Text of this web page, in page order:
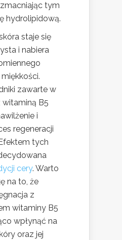
tym
hydrolipidową.
staje się
i nabiera
zawarte w
B5
i
regeneracji
tych
cery. Warto
na to, że
z
witaminy B5
wpłynąć na
oraz jej